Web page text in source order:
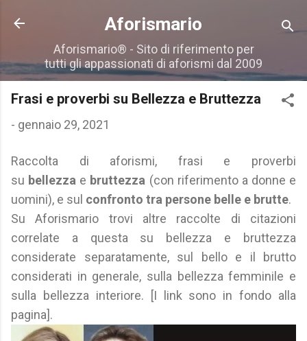
Passa ai contenuti principali
Aforismario
Aforismario® - Sito di riferimento per
tutti gli appassionati di aforismi dal 2009
Frasi e proverbi su Bellezza e Bruttezza
- gennaio 29, 2021
Raccolta di aforismi, frasi e proverbi
su bellezza e bruttezza (con riferimento a donne e
uomini), e sul confronto tra persone belle e brutte.
Su Aforismario trovi altre raccolte di citazioni
correlate a questa su bellezza e bruttezza
considerate separatamente, sul bello e il brutto
considerati in generale, sulla bellezza femminile e
sulla bellezza interiore. [I link sono in fondo alla
pagina].